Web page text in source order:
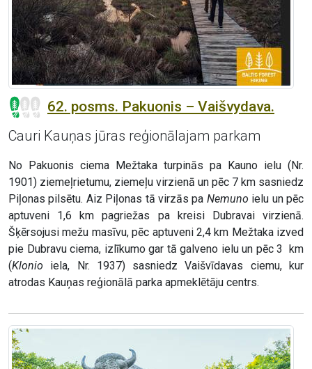
62. posms. Pakuonis – Vaišvydava.
Cauri Kauņas jūras reģionālajam parkam
No Pakuonis ciema Mežtaka turpinās pa Kauno ielu (Nr.
1901) ziemeļrietumu, ziemeļu virzienā un pēc 7 km sasniedz
Piļonas pilsētu. Aiz Piļonas tā virzās pa Nemuno ielu un pēc
aptuveni 1,6 km pagriežas pa kreisi Dubravai virzienā.
Šķērsojusi mežu masīvu, pēc aptuveni 2,4 km Mežtaka izved
pie Dubravu ciema, izlīkumo gar tā galveno ielu un pēc 3 km
(Klonio iela, Nr. 1937) sasniedz Vaišvīdavas ciemu, kur
atrodas Kauņas reģionālā parka apmeklētāju centrs.